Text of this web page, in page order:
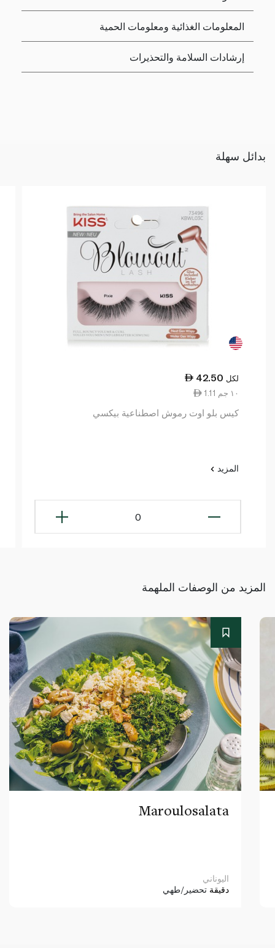
المعلومات الغذائية ومعلومات الحمية
إرشادات السلامة والتحذيرات
بدائل سهلة
42.50 لكل
1.11 ١٠ جم
كيس بلو اوت رموش اصطناعية بيكسي
المزيد
0
المزيد من الوصفات الملهمة
Maroulosalata
اليوناني
دقيقة تحضير/طهي